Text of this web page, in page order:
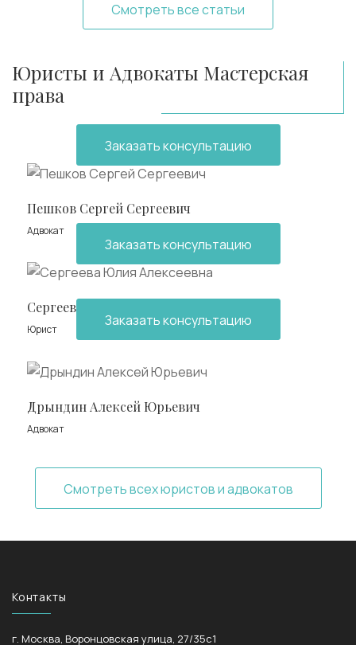
Смотреть все статьи
Юристы и Адвокаты Мастерская
права
Пешков Сергей Сергеевич
Адвокат
Заказать консультацию
Сергеева Юлия Алексеевна
Юрист
Заказать консультацию
Дрындин Алексей Юрьевич
Адвокат
Заказать консультацию
Смотреть всех юристов и адвокатов
Контакты
г. Москва, Воронцовская улица, 27/35с1